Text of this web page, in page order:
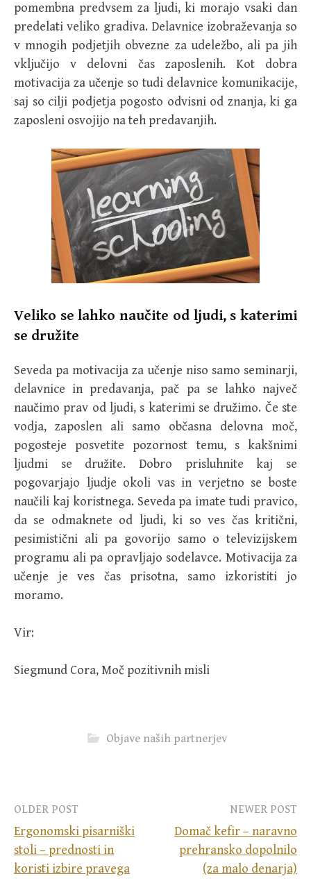
pomembna predvsem za ljudi, ki morajo vsaki dan
predelati veliko gradiva. Delavnice izobraževanja so
v mnogih podjetjih obvezne za udeležbo, ali pa jih
vključijo v delovni čas zaposlenih. Kot dobra
motivacija za učenje so tudi delavnice komunikacije,
saj so cilji podjetja pogosto odvisni od znanja, ki ga
zaposleni osvojijo na teh predavanjih.
Veliko se lahko naučite od ljudi, s katerimi
se družite
Seveda pa motivacija za učenje niso samo seminarji,
delavnice in predavanja, pač pa se lahko največ
naučimo prav od ljudi, s katerimi se družimo. Če ste
vodja, zaposlen ali samo občasna delovna moč,
pogosteje posvetite pozornost temu, s kakšnimi
ljudmi se družite. Dobro prisluhnite kaj se
pogovarjajo ljudje okoli vas in verjetno se boste
naučili kaj koristnega. Seveda pa imate tudi pravico,
da se odmaknete od ljudi, ki so ves čas kritični,
pesimistični ali pa govorijo samo o televizijskem
programu ali pa opravljajo sodelavce. Motivacija za
učenje je ves čas prisotna, samo izkoristiti jo
moramo.
Vir:
Siegmund Cora, Moč pozitivnih misli
Objave naših partnerjev
Post
navigation
OLDER POST
Ergonomski pisarniški
stoli – prednosti in
koristi izbire pravega
NEWER POST
Domač kefir – naravno
prehransko dopolnilo
(za malo denarja)